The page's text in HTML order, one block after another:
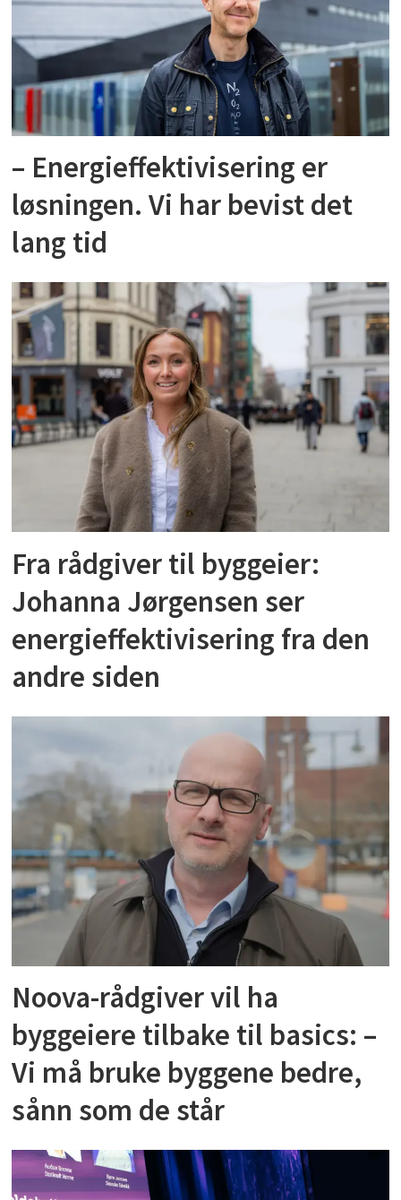
– Energieffektivisering er
løsningen. Vi har bevist det
lang tid
Fra rådgiver til byggeier:
Johanna Jørgensen ser
energieffektivisering fra den
andre siden
Noova-rådgiver vil ha
byggeiere tilbake til basics: –
Vi må bruke byggene bedre,
sånn som de står